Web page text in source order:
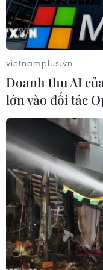
Sản xuất linh kiện
TNHH Thiết bị điện tử
Khu công nghiệp Tứ
Theo Ủy ban
đoạn từ năm
vietnamplus.vn
Doanh thu AI
lớn vào đối tác